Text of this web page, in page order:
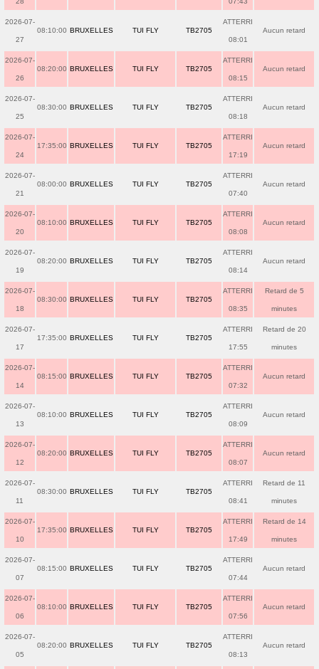
2026-07-
27
08:10:00 BRUXELLES TUI FLY TB2705
ATTERRI
08:01
Aucun retard
2026-07-
26
08:20:00 BRUXELLES TUI FLY TB2705
ATTERRI
08:15
Aucun retard
2026-07-
25
08:30:00 BRUXELLES TUI FLY TB2705
ATTERRI
08:18
Aucun retard
2026-07-
24
17:35:00 BRUXELLES TUI FLY TB2705
ATTERRI
17:19
Aucun retard
2026-07-
21
08:00:00 BRUXELLES TUI FLY TB2705
ATTERRI
07:40
Aucun retard
2026-07-
20
08:10:00 BRUXELLES TUI FLY TB2705
ATTERRI
08:08
Aucun retard
2026-07-
19
08:20:00 BRUXELLES TUI FLY TB2705
ATTERRI
08:14
Aucun retard
2026-07-
18
08:30:00 BRUXELLES TUI FLY TB2705
ATTERRI
08:35
Retard de 5
minutes
2026-07-
17
17:35:00 BRUXELLES TUI FLY TB2705
ATTERRI
17:55
Retard de 20
minutes
2026-07-
14
08:15:00 BRUXELLES TUI FLY TB2705
ATTERRI
07:32
Aucun retard
2026-07-
13
08:10:00 BRUXELLES TUI FLY TB2705
ATTERRI
08:09
Aucun retard
2026-07-
12
08:20:00 BRUXELLES TUI FLY TB2705
ATTERRI
08:07
Aucun retard
2026-07-
11
08:30:00 BRUXELLES TUI FLY TB2705
ATTERRI
08:41
Retard de 11
minutes
2026-07-
10
17:35:00 BRUXELLES TUI FLY TB2705
ATTERRI
17:49
Retard de 14
minutes
2026-07-
07
08:15:00 BRUXELLES TUI FLY TB2705
ATTERRI
07:44
Aucun retard
2026-07-
06
08:10:00 BRUXELLES TUI FLY TB2705
ATTERRI
07:56
Aucun retard
2026-07-
05
08:20:00 BRUXELLES TUI FLY TB2705
ATTERRI
08:13
Aucun retard